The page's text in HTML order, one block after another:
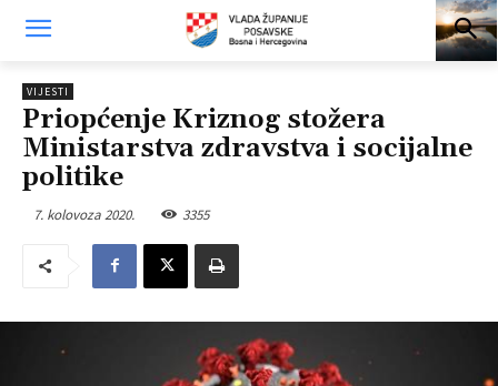
VIJESTI
Priopćenje Kriznog stožera
Ministarstva zdravstva i socijalne
politike
7. kolovoza 2020. 3355